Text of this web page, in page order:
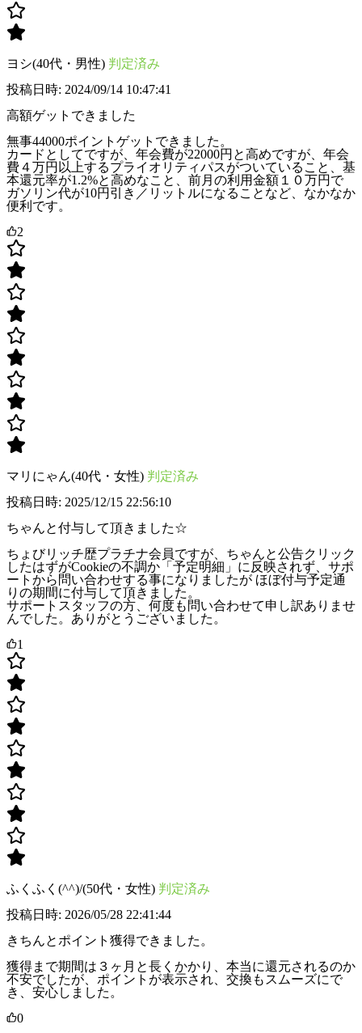
ヨシ(40代・男性) 判定済み
投稿日時: 2024/09/14 10:47:41
高額ゲットできました
無事44000ポイントゲットできました。
カードとしてですが、年会費が22000円と高めですが、年会
費４万円以上するプライオリティパスがついていること、基
本還元率が1.2%と高めなこと、前月の利用金額１０万円で
ガソリン代が10円引き／リットルになることなど、なかなか
便利です。
2
マリにゃん(40代・女性) 判定済み
投稿日時: 2025/12/15 22:56:10
ちゃんと付与して頂きました☆
ちょびリッチ歴プラチナ会員ですが、ちゃんと公告クリック
したはずがCookieの不調か「予定明細」に反映されず、サポ
ートから問い合わせする事になりましたが ほぼ付与予定通
りの期間に付与して頂きました。
サポートスタッフの方、何度も問い合わせて申し訳ありませ
んでした。ありがとうございました。
1
ふくふく(^^)/(50代・女性) 判定済み
投稿日時: 2026/05/28 22:41:44
きちんとポイント獲得できました。
獲得まで期間は３ヶ月と長くかかり、本当に還元されるのか
不安でしたが、ポイントが表示され、交換もスムーズにで
き、安心しました。
0